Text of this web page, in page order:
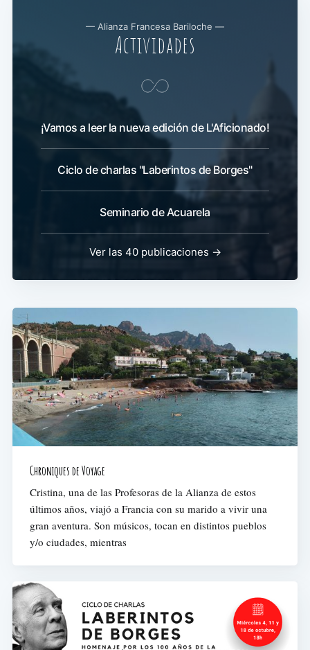
— Alianza Francesa Bariloche —
Actividades
¡Vamos a leer la nueva edición de L'Aficionado!
Ciclo de charlas "Laberintos de Borges"
Seminario de Acuarela
Ver las 40 publicaciones →
Chroniques de Voyage
Cristina, una de las Profesoras de la Alianza de estos
últimos años, viajó a Francia con su marido a vivir una
gran aventura. Son músicos, tocan en distintos pueblos
y/o ciudades, mientras